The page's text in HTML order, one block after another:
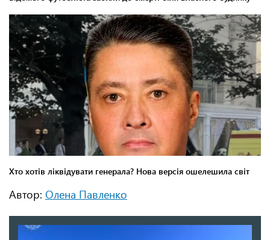
Автор: Олена Павленко